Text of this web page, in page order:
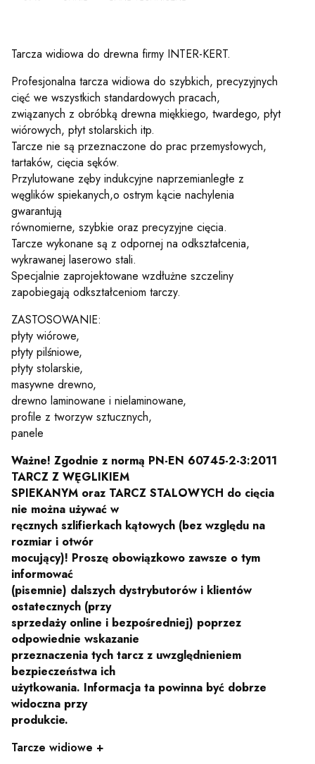
Tarcza widiowa do drewna firmy INTER-KERT.
Profesjonalna tarcza widiowa do szybkich, precyzyjnych
cięć we wszystkich standardowych pracach,
związanych z obróbką drewna miękkiego, twardego, płyt
wiórowych, płyt stolarskich itp.
Tarcze nie są przeznaczone do prac przemysłowych,
tartaków, cięcia sęków.
Przylutowane zęby indukcyjne naprzemianległe z
węglików spiekanych,o ostrym kącie nachylenia
gwarantują
równomierne, szybkie oraz precyzyjne cięcia.
Tarcze wykonane są z odpornej na odkształcenia,
wykrawanej laserowo stali.
Specjalnie zaprojektowane wzdłużne szczeliny
zapobiegają odkształceniom tarczy.
ZASTOSOWANIE:
płyty wiórowe,
płyty pilśniowe,
płyty stolarskie,
masywne drewno,
drewno laminowane i nielaminowane,
profile z tworzyw sztucznych,
panele
Ważne! Zgodnie z normą PN-EN 60745-2-3:2011
TARCZ Z WĘGLIKIEM
SPIEKANYM oraz TARCZ STALOWYCH do cięcia
nie można używać w
ręcznych szlifierkach kątowych (bez względu na
rozmiar i otwór
mocujący)! Proszę obowiązkowo zawsze o tym
informować
(pisemnie) dalszych dystrybutorów i klientów
ostatecznych (przy
sprzedaży online i bezpośredniej) poprzez
odpowiednie wskazanie
przeznaczenia tych tarcz z uwzględnieniem
bezpieczeństwa ich
użytkowania. Informacja ta powinna być dobrze
widoczna przy
produkcie.
Tarcze widiowe +